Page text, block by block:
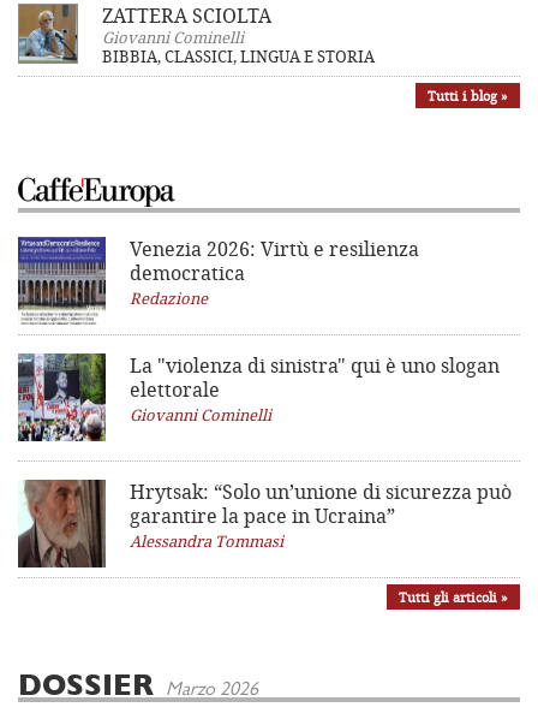
ZATTERA SCIOLTA
Giovanni Cominelli
BIBBIA, CLASSICI, LINGUA E STORIA
Tutti i blog »
Venezia 2026: Virtù e resilienza
democratica
Redazione
La "violenza di sinistra" qui è uno slogan
elettorale
Giovanni Cominelli
Hrytsak: “Solo un’unione di sicurezza può
garantire la pace in Ucraina”
Alessandra Tommasi
Tutti gli articoli »
DOSSIER Marzo 2026